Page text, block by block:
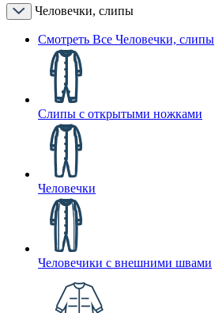
Человечки, слипы
Смотреть Все Человечки, слипы
Слипы с открытыми ножками
Человечки
Человечики с внешними швами